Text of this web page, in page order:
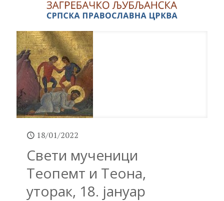
18/01/2022
Свети мученици
Теопемт и Теона,
уторак, 18. јануар